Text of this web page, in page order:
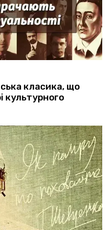
класика, що
культурного